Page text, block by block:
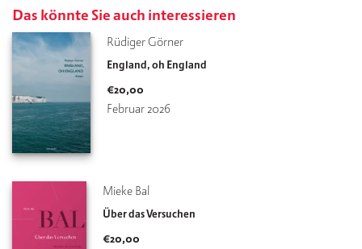
Das könnte Sie auch interessieren
Rüdiger Görner
England, oh England
€20,00
Februar 2026
Mieke Bal
Über das Versuchen
€20,00